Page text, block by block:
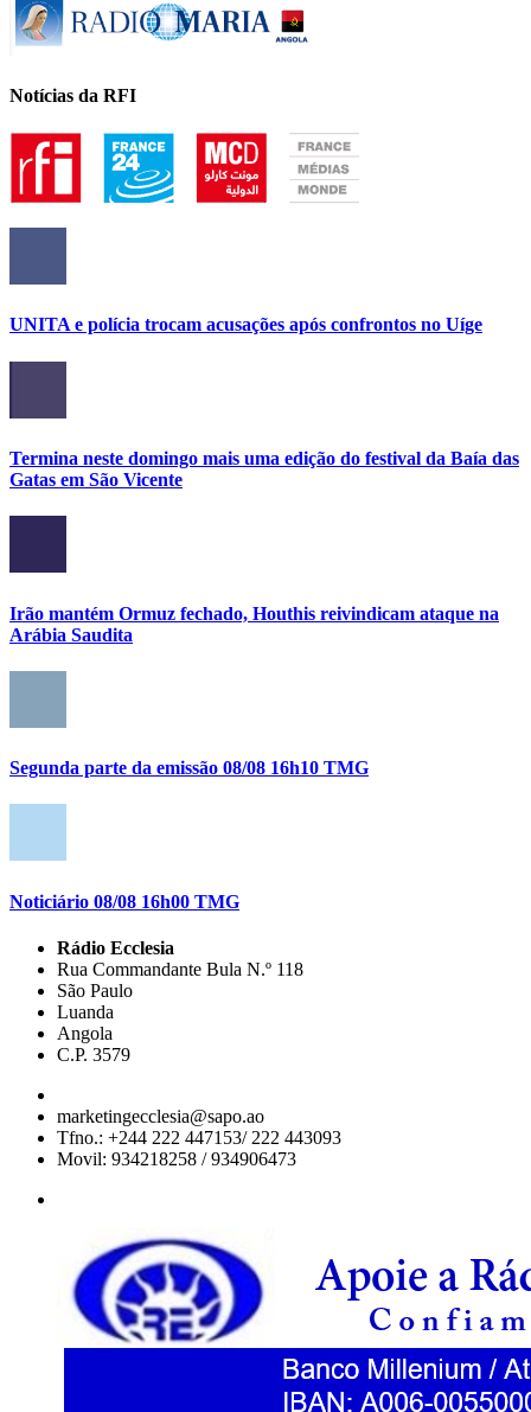
Notícias da RFI
UNITA e polícia trocam acusações após confrontos no Uíge
Termina neste domingo mais uma edição do festival da Baía das
Gatas em São Vicente
Irão mantém Ormuz fechado, Houthis reivindicam ataque na
Arábia Saudita
Segunda parte da emissão 08/08 16h10 TMG
Noticiário 08/08 16h00 TMG
Rádio Ecclesia
Rua Commandante Bula N.º 118
São Paulo
Luanda
Angola
C.P. 3579
marketingecclesia@sapo.ao
Tfno.: +244 222 447153/ 222 443093
Movil: 934218258 / 934906473